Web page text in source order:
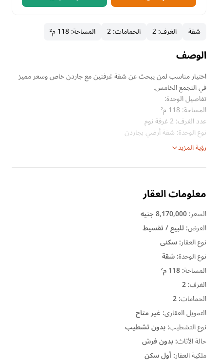
شقة الغرف:
2 الحمامات:
2 المساحة:118 م²
الوصف
اختيار مناسب لمن يبحث عن شقة غرفتين مع جاردن خاص وسعر مميز
في التجمع الخامس.
تفاصيل الوحدة:
المساحة: 118 م²
عدد الغرف: 2 غرفة نوم
نوع الوحدة: شقة أرضي بجاردن
رؤية المزيد
معلومات العقار
السعر:8,170,000 جنيه
العرض:للبيع / تقسيط
نوع العقار:سكنى
نوع الوحدة:شقة
المساحة:118 م²
الغرف:
2
الحمامات:
2
التمويل العقارى: غير متاح
نوع التشطيب:بدون تشطيب
حالة الأثاث:بدون فرش
ملكية العقار: أول سكن